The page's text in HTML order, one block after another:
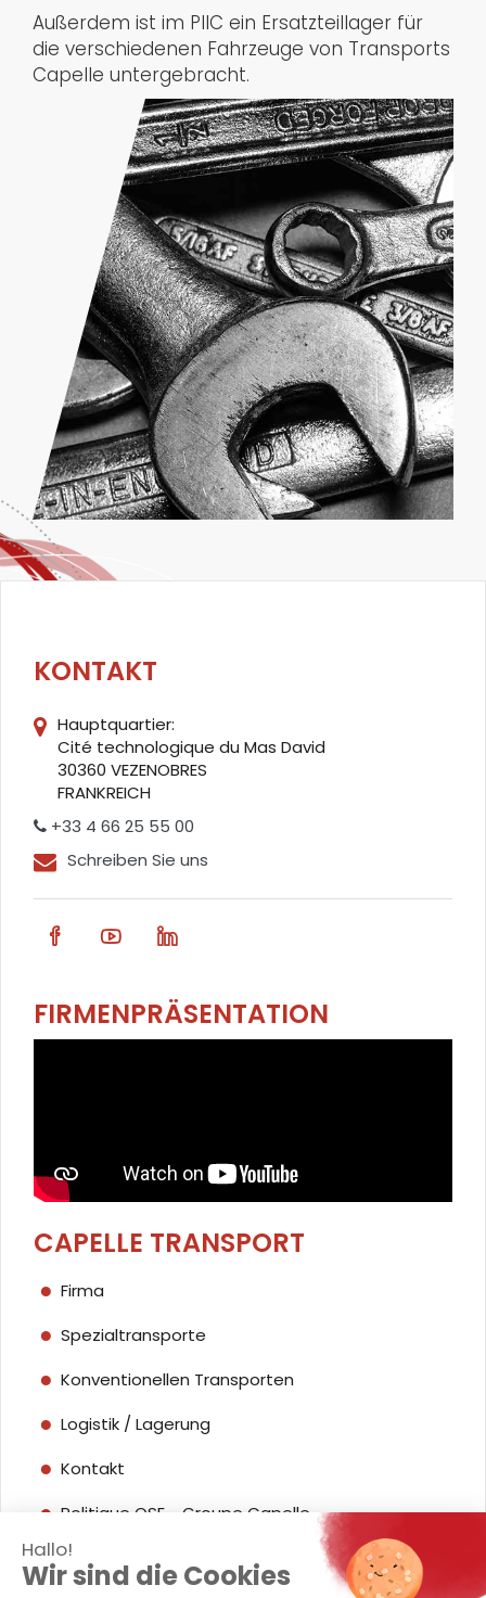
Hallo!
Wir sind die Cookies
Außerdem ist im PIIC ein Ersatzteillager für
die verschiedenen Fahrzeuge von Transports
Capelle untergebracht.
KONTAKT
Hauptquartier:
Cité technologique du Mas David
30360 VEZENOBRES
FRANKREICH
+33 4 66 25 55 00
Schreiben Sie uns
FIRMENPRÄSENTATION
CAPELLE TRANSPORT
Firma
Spezialtransporte
Konventionellen Transporten
Logistik / Lagerung
Kontakt
Politique QSE - Groupe Capelle